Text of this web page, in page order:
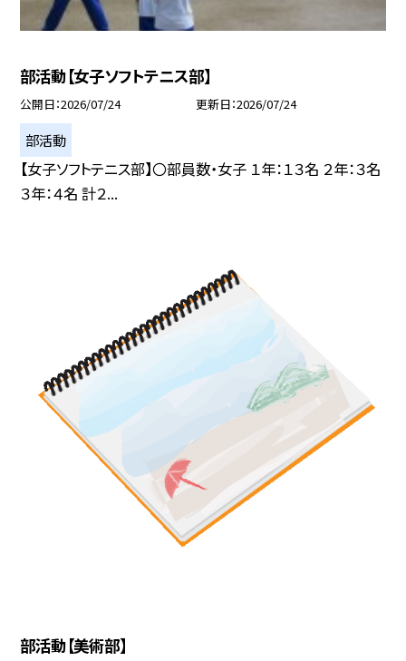
部活動【女子ソフトテニス部】
公開日 2026/07/24 更新日 2026/07/24
部活動
【女子ソフトテニス部】〇部員数・女子 １年：１３名 ２年：３名
３年：４名 計２...
部活動【美術部】